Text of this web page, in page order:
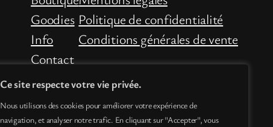
Ce site respecte votre vie privée.
Nous utilisons des cookies pour améliorer votre expérience de
navigation, et analyser notre trafic. En cliquant sur "Accepter", vous
Goodies
Info
Contact
Politique de confidentialité
Conditions générales de vente